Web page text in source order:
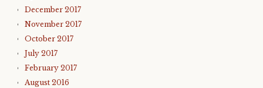
December 2017
November 2017
October 2017
July 2017
February 2017
August 2016